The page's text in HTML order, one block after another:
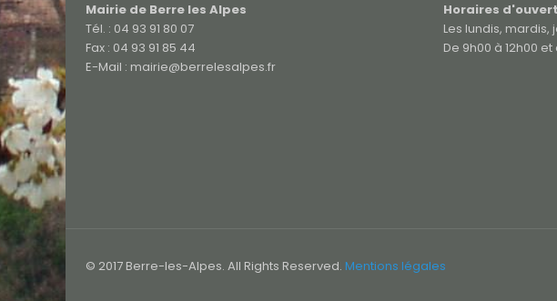
Mairie de Berre les Alpes
Tél. : 04 93 91 80 07
Fax : 04 93 91 85 44
E-Mail : mairie@berrelesalpes.fr
Horaires
Les lundis,
De 9h00 à 12h00 et
© 2017 Berre-les-Alpes. All Rights Reserved. Mentions légales